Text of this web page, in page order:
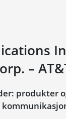
–
produkter